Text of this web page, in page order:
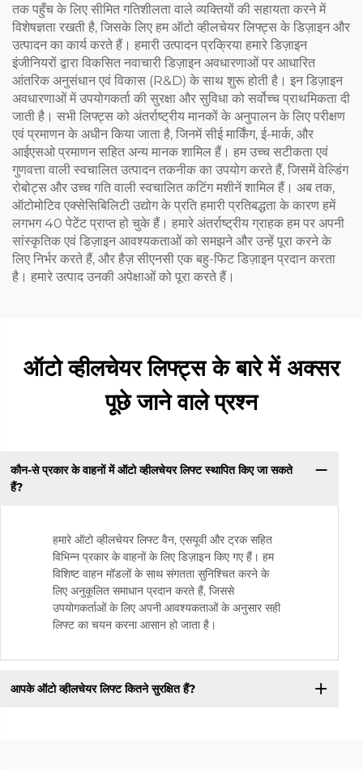
तक पहुँच के लिए सीमित गतिशीलता वाले व्यक्तियों की सहायता करने में
विशेषज्ञता रखती है, जिसके लिए हम ऑटो व्हीलचेयर लिफ्ट्स के डिज़ाइन और
उत्पादन का कार्य करते हैं। हमारी उत्पादन प्रक्रिया हमारे डिज़ाइन
इंजीनियरों द्वारा विकसित नवाचारी डिज़ाइन अवधारणाओं पर आधारित
आंतरिक अनुसंधान एवं विकास (R&D) के साथ शुरू होती है। इन डिज़ाइन
अवधारणाओं में उपयोगकर्ता की सुरक्षा और सुविधा को सर्वोच्च प्राथमिकता दी
जाती है। सभी लिफ्ट्स को अंतर्राष्ट्रीय मानकों के अनुपालन के लिए परीक्षण
एवं प्रमाणन के अधीन किया जाता है, जिनमें सीई मार्किंग, ई-मार्क, और
आईएसओ प्रमाणन सहित अन्य मानक शामिल हैं। हम उच्च सटीकता एवं
गुणवत्ता वाली स्वचालित उत्पादन तकनीक का उपयोग करते हैं, जिसमें वेल्डिंग
रोबोट्स और उच्च गति वाली स्वचालित कटिंग मशीनें शामिल हैं। अब तक,
ऑटोमोटिव एक्सेसिबिलिटी उद्योग के प्रति हमारी प्रतिबद्धता के कारण हमें
लगभग 40 पेटेंट प्राप्त हो चुके हैं। हमारे अंतर्राष्ट्रीय ग्राहक हम पर अपनी
सांस्कृतिक एवं डिज़ाइन आवश्यकताओं को समझने और उन्हें पूरा करने के
लिए निर्भर करते हैं, और हैज़ सीएनसी एक बहु-फिट डिज़ाइन प्रदान करता
है। हमारे उत्पाद उनकी अपेक्षाओं को पूरा करते हैं।
ऑटो व्हीलचेयर लिफ्ट्स के बारे में अक्सर
पूछे जाने वाले प्रश्न
कौन-से प्रकार के वाहनों में ऑटो व्हीलचेयर लिफ्ट स्थापित किए जा सकते
हैं?
हमारे ऑटो व्हीलचेयर लिफ्ट वैन, एसयूवी और ट्रक सहित
विभिन्न प्रकार के वाहनों के लिए डिज़ाइन किए गए हैं। हम
विशिष्ट वाहन मॉडलों के साथ संगतता सुनिश्चित करने के
लिए अनुकूलित समाधान प्रदान करते हैं, जिससे
उपयोगकर्ताओं के लिए अपनी आवश्यकताओं के अनुसार सही
लिफ्ट का चयन करना आसान हो जाता है।
आपके ऑटो व्हीलचेयर लिफ्ट कितने सुरक्षित हैं?